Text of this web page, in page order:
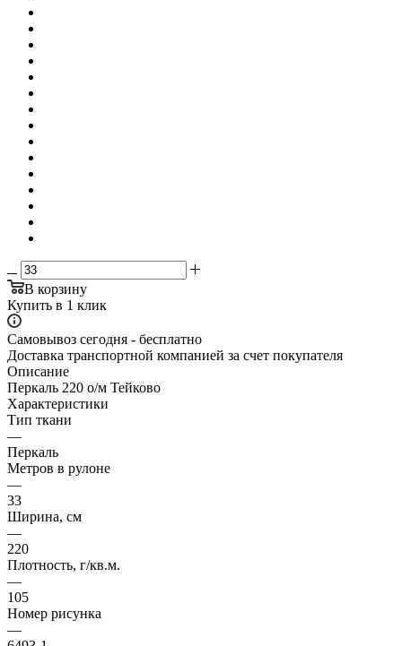
В корзину
Купить в 1 клик
Самовывоз сегодня - бесплатно
Доставка транспортной компанией за счет покупателя
Описание
Перкаль 220 о/м Тейково
Характеристики
Тип ткани
—
Перкаль
Метров в рулоне
—
33
Ширина, см
—
220
Плотность, г/кв.м.
—
105
Номер рисунка
—